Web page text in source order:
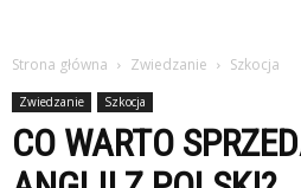
Strona główna Zwiedzanie Szkocja
Zwiedzanie Szkocja
CO WARTO